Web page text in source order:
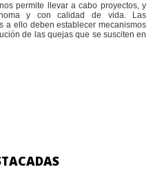
permite llevar a cabo proyectos, y
y con calidad de vida. Las
a ello deben establecer mecanismos
de las quejas que se susciten en